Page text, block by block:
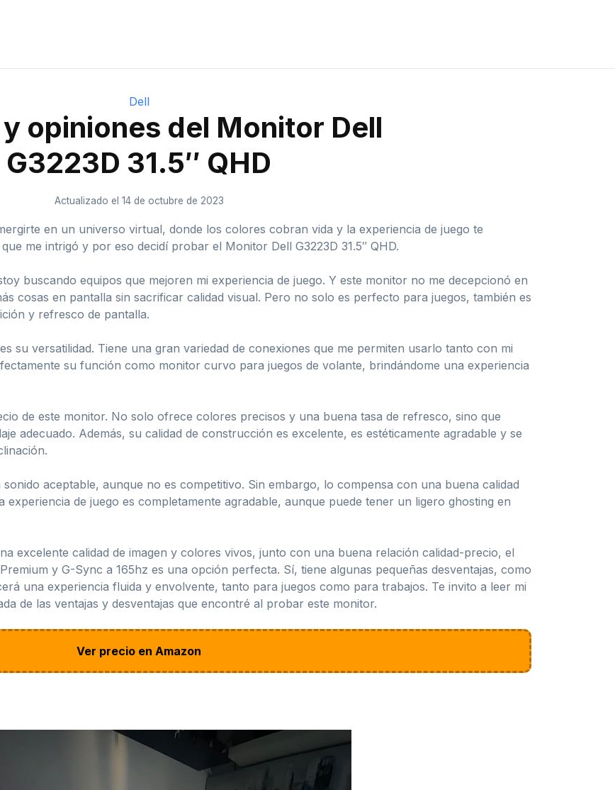
Dell
y opiniones del Monitor Dell
G3223D 31.5″ QHD
Actualizado el 14 de octubre de 2023
en un universo virtual, donde los colores cobran vida y la experiencia de juego te
me intrigó y por eso decidí probar el Monitor Dell G3223D 31.5″ QHD.
buscando equipos que mejoren mi experiencia de juego. Y este monitor no me decepcionó en
cosas en pantalla sin sacrificar calidad visual. Pero no solo es perfecto para juegos, también es
y refresco de pantalla.
su versatilidad. Tiene una gran variedad de conexiones que me permiten usarlo tanto con mi
su función como monitor curvo para juegos de volante, brindándome una experiencia
de este monitor. No solo ofrece colores precisos y una buena tasa de refresco, sino que
adecuado. Además, su calidad de construcción es excelente, es estéticamente agradable y se
aceptable, aunque no es competitivo. Sin embargo, lo compensa con una buena calidad
de juego es completamente agradable, aunque puede tener un ligero ghosting en
excelente calidad de imagen y colores vivos, junto con una buena relación calidad-precio, el
y G-Sync a 165hz es una opción perfecta. Sí, tiene algunas pequeñas desventajas, como
una experiencia fluida y envolvente, tanto para juegos como para trabajos. Te invito a leer mi
de las ventajas y desventajas que encontré al probar este monitor.
Ver precio en Amazon